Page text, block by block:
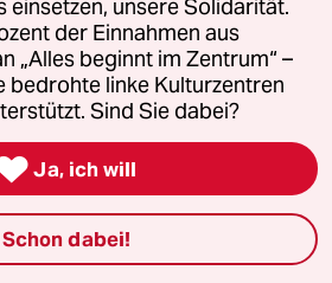
einsetzen, unsere Solidarität.
der Einnahmen aus
„Alles beginnt im Zentrum“ –
bedrohte linke Kulturzentren
Sind Sie dabei?
Ja, ich will
Schon dabei!